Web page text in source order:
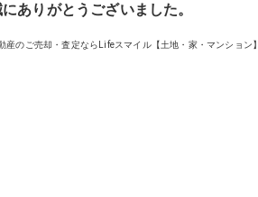
ありがとうございました。
産のご売却・査定ならLifeスマイル【土地・家・マンション】